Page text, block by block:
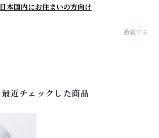
日本国内にお住まいの方向け
通報する
最近チェックした商品